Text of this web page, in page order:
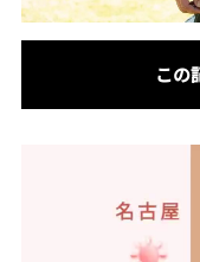
この